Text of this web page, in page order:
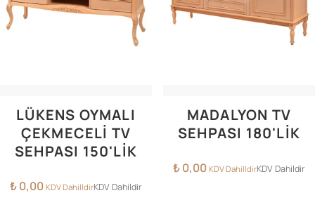
LÜKENS OYMALI
ÇEKMECELI TV
SEHPASI 150'LIK
₺0,00 KDV DahilldirKDV Dahildir
MADALYON TV
SEHPASI 180'LIK
₺0,00 KDV DahilldirKDV Dahildir